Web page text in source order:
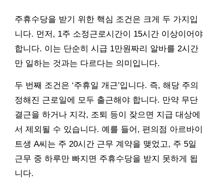
주휴수당을 받기 위한 핵심 조건은 크게 두 가지입
니다. 먼저, 1주 소정근로시간이 15시간 이상이어야
합니다. 이는 단순히 시급 1만원짜리 알바를 2시간
만 일하는 것과는 다르다는 의미입니다.
두 번째 조건은 ‘주휴일 개근’입니다. 즉, 해당 주의
정해진 근로일에 모두 출근해야 합니다. 만약 무단
결근을 하거나 지각, 조퇴 등이 잦으면 지급 대상에
서 제외될 수 있습니다. 예를 들어, 편의점 아르바이
트생 A씨는 주 20시간 근무 계약을 맺었고, 주 5일
근무 중 하루만 빠지면 주휴수당을 받지 못하게 됩
니다.